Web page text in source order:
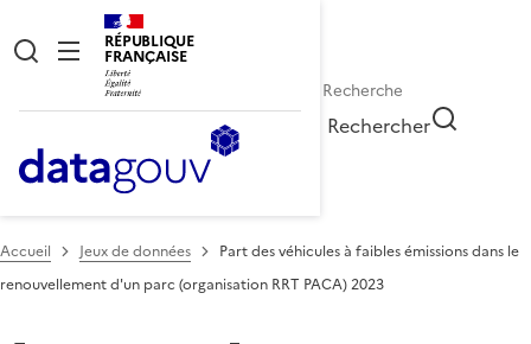
RÉPUBLIQUE
FRANÇAISE
Rechercher
Accueil Jeux de données
Part des véhicules à faibles émissions dans le
renouvellement d'un parc (organisation RRT PACA) 2023